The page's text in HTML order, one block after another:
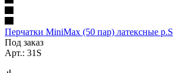
Перчатки MiniMax (50 пар) латексные р.S
Под заказ
Арт.: 31S